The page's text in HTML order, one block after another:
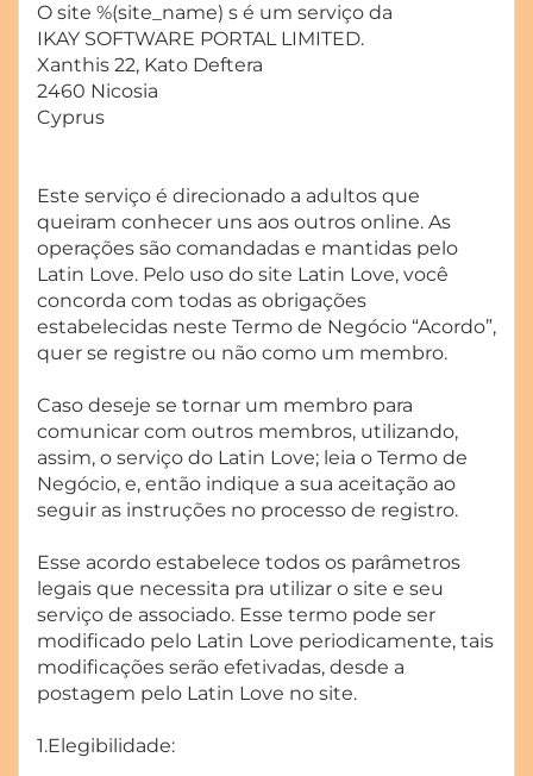
O site %(site_name) s é um serviço da
IKAY SOFTWARE PORTAL LIMITED.
Xanthis 22, Kato Deftera
2460 Nicosia
Cyprus
Este serviço é direcionado a adultos que
queiram conhecer uns aos outros online. As
operações são comandadas e mantidas pelo
Latin Love. Pelo uso do site Latin Love, você
concorda com todas as obrigações
estabelecidas neste Termo de Negócio “Acordo”,
quer se registre ou não como um membro.
Caso deseje se tornar um membro para
comunicar com outros membros, utilizando,
assim, o serviço do Latin Love; leia o Termo de
Negócio, e, então indique a sua aceitação ao
seguir as instruções no processo de registro.
Esse acordo estabelece todos os parâmetros
legais que necessita pra utilizar o site e seu
serviço de associado. Esse termo pode ser
modificado pelo Latin Love periodicamente, tais
modificações serão efetivadas, desde a
postagem pelo Latin Love no site.
1.Elegibilidade: